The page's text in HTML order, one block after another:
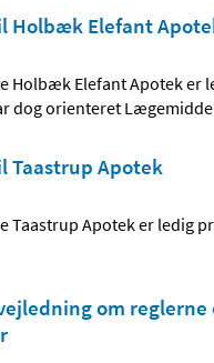
Holbæk Elefant
Holbæk Elefant Apotek er
dog orienteret
Taastrup Apotek
Taastrup Apotek er ledig
om reglerne